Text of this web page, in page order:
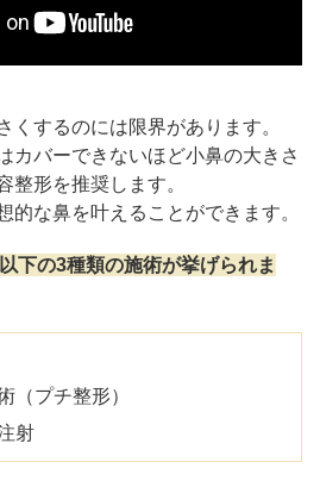
くするのには限界があります。
カバーできないほど小鼻の大きさ
整形を推奨します。
的な鼻を叶えることができます。
下の3種類の施術が挙げられま
（プチ整形）
射